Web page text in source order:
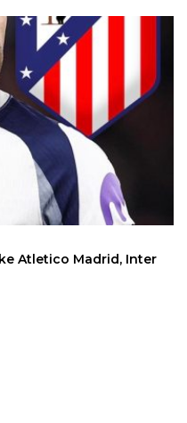
Atletico Madrid, Inter